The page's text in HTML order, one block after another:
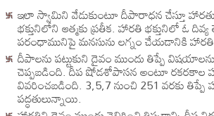
ఇలా స్వామిని వేడుకుంటూ దీపారాధన చేస్తూ
భక్తునిలోని ఆత్మకు ప్రతీక. హారతి భక్తునిలో ఓ
పరంధామునిపై మనసును లగ్నం చేయడానికి హారతి
దీపాలను పట్టుకుని దైవం ముందు తిప్పే
చెప్పబడింది. దీప షోడశోపాసన అంటూ రకరకాల
వివరించబడింది. 3,5,7 నుంచి 251 వరకు తిప్పే
పద్ధతులున్నాయి.